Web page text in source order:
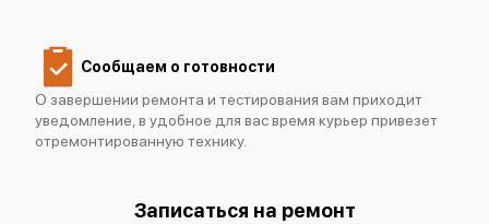
Сообщаем о готовности
О завершении ремонта и тестирования вам приходит
уведомление, в удобное для вас время курьер привезет
отремонтированную технику.
Записаться на ремонт